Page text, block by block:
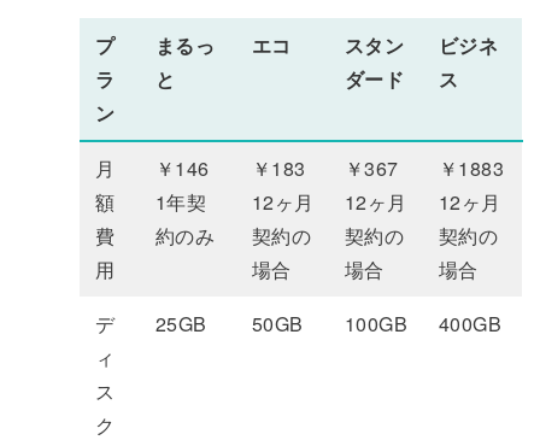
プ
ラ
ン
まるっ
と
エコ
スタン
ダード
ビジネ
ス
月
額
費
用
￥146
1年契
約のみ
￥183
12ヶ月
契約の
場合
￥367
12ヶ月
契約の
場合
￥1883
12ヶ月
契約の
場合
デ
ィ
ス
ク
25GB 50GB 100GB 400GB